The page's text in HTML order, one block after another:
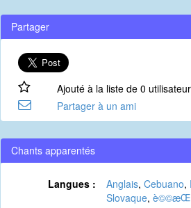
Partager
Ajouté à la liste de 0 utilisateur
Partager à un ami
Chants apparentés
Langues : Anglais, Cebuano,
Slovaque,